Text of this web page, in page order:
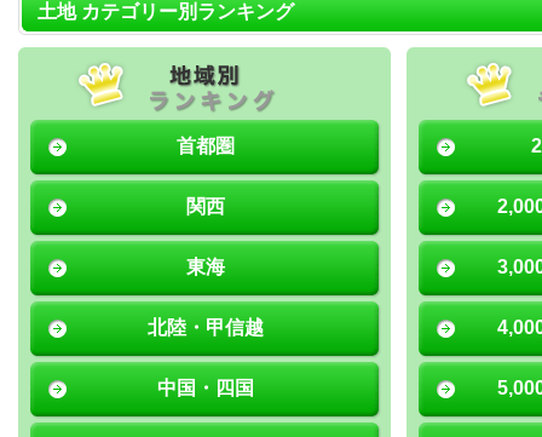
土地 カテゴリー別ランキング
首都圏
関西
東海
北陸・甲信越
中国・四国